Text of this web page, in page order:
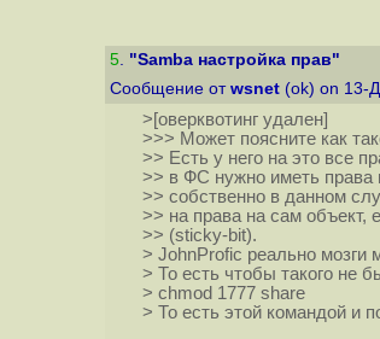
5. "Samba настройка прав"
Сообщение от wsnet (ok) on 13-
>[оверквотинг удален]
>>> Может поясните как
>> Есть у него на это все
>> в ФС нужно иметь
>> собственно в данном
>> на права на сам объект,
>> (sticky-bit).
> JohnProfic реально мозги
> То есть чтобы такого не
> chmod 1777 share
> То есть этой командой и